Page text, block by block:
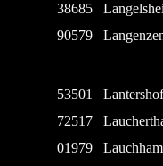
38685
90579
53501
72517
01979